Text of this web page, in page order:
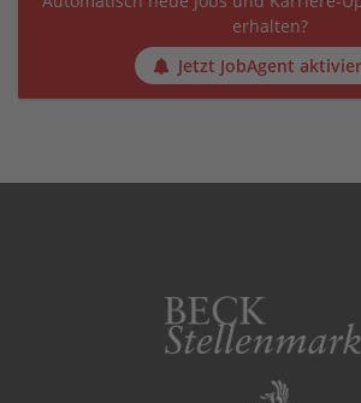
erhalten?
Jetzt JobAgent